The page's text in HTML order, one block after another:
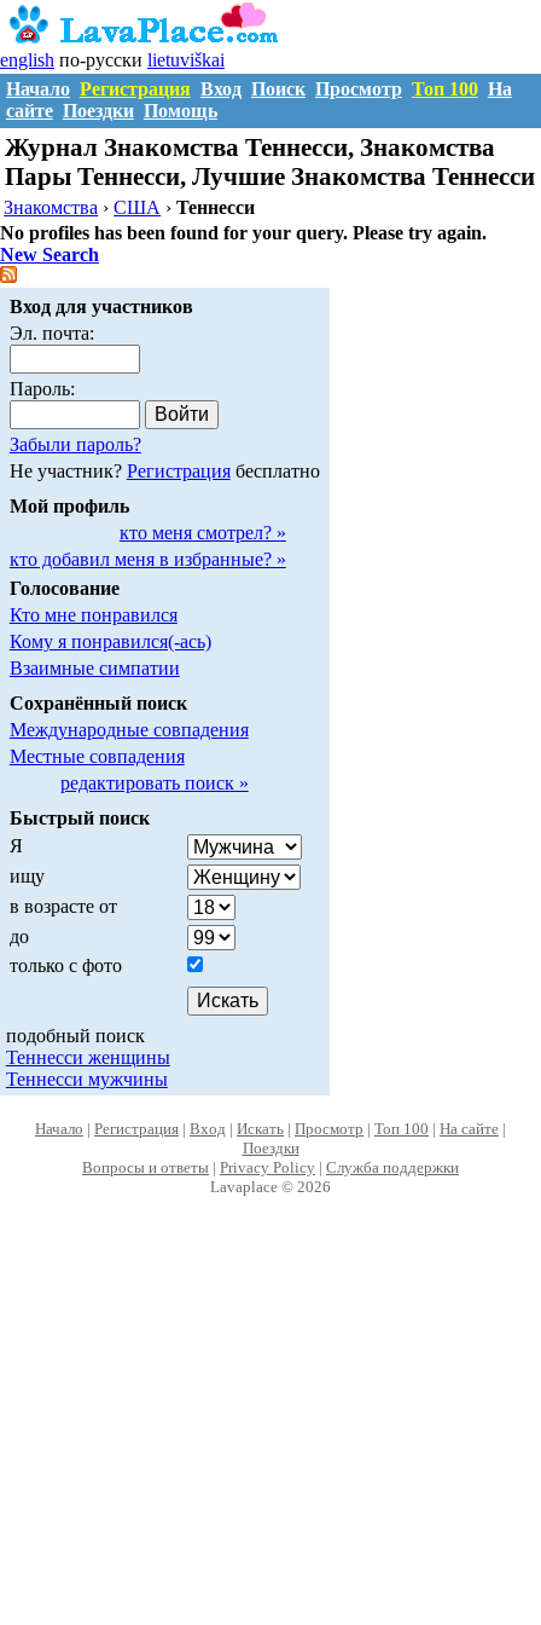
english по-русски lietuviškai
Начало Регистрация Вход Поиск Просмотр Топ 100 На
сайте Поездки Помощь
Журнал Знакомства Теннесси, Знакомства
Пары Теннесси, Лучшие Знакомства Теннесси
Знакомства ›США ›Теннесси
No profiles has been found for your query. Please try again.
New Search
Вход для участников
Эл. почта:
Пароль:
Забыли пароль?
Не участник? Регистрациябесплатно
Мой профиль
кто меня смотрел? »
кто добавил меня в избранные? »
Голосование
Кто мне понравился
Кому я понравился(-ась)
Взаимные симпатии
Сохранённый поиск
Международные совпадения
Местные совпадения
редактировать поиск »
Быстрый поиск
Я
ищу
в возрасте от
до
только с фото
подобный поиск
Теннесси женщины
Теннесси мужчины
Начало | Регистрация | Вход | Искать | Просмотр | Топ 100 | На сайте |
Поездки
Вопросы и ответы | Privacy Policy | Служба поддержки
Lavaplace © 2026